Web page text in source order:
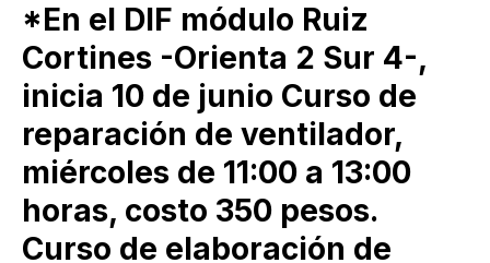
*En el DIF módulo Ruiz
Cortines -Orienta 2 Sur 4-,
inicia 10 de junio Curso de
reparación de ventilador,
miércoles de 11:00 a 13:00
horas, costo 350 pesos.
Curso de elaboración de